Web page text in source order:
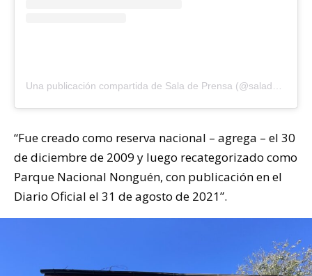
Una publicación compartida de Sala de Prensa (@saladeprensacl)
“Fue creado como reserva nacional – agrega – el 30
de diciembre de 2009 y luego recategorizado como
Parque Nacional Nonguén, con publicación en el
Diario Oficial el 31 de agosto de 2021”.